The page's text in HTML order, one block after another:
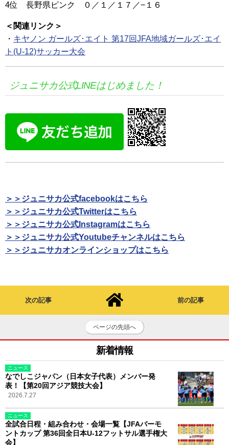
4位 長野県ピンク ０／１／１７／−１６
＜関連リンク＞
・ キヤノン ガールズ･エイト 第17回JFA地域ガールズ･エイ
ト(U-12)サッカー大会
ジュニサカ公式LINEはじめました！
＞＞ジュニサカ公式facebookはこちら
＞＞ジュニサカ公式Twitterはこちら
＞＞ジュニサカ公式Instagramはこちら
＞＞ジュニサカ公式Youtubeチャンネルはこちら
＞＞ジュニサカオンラインショップはこちら
次の記事 前の記事
ページの先頭へ
新着情報
ニュース
なでしこジャパン（日本女子代表）メンバー発
表！【第20回アジア競技大会】
2026.7.27
ニュース
全試合日程・組み合わせ・会場一覧【JFAバーモ
ントカップ 第36回全日本U-12フットサル選手権大
会】